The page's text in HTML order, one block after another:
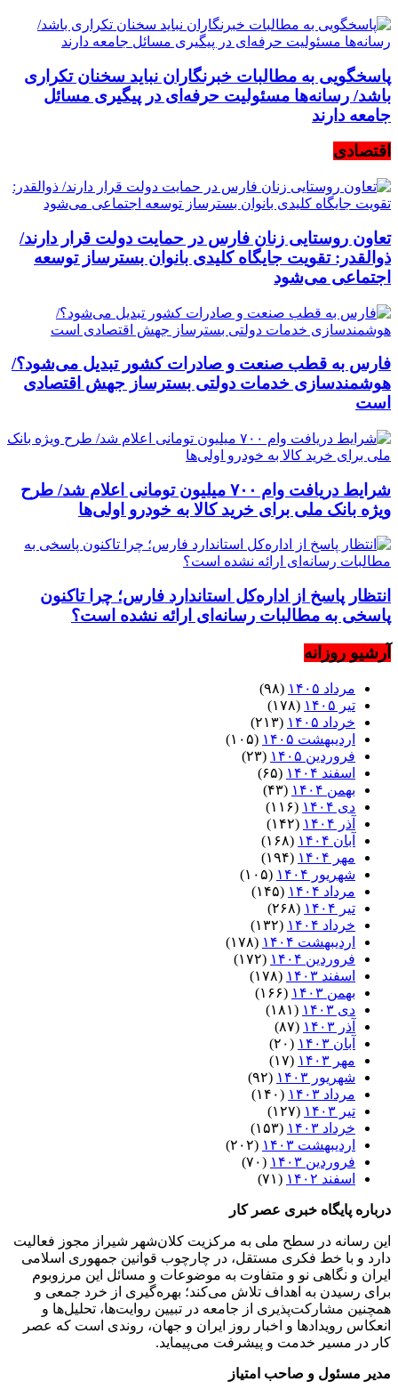
پاسخگویی به مطالبات خبرنگاران نباید سخنان تکراری
باشد/ رسانه‌ها مسئولیت حرفه‌ای در پیگیری مسائل
جامعه دارند
اقتصادی
تعاون روستایی زنان فارس در حمایت دولت قرار دارند/
ذوالقدر: تقویت جایگاه کلیدی بانوان بسترساز توسعه
اجتماعی می‌شود
فارس به قطب صنعت و صادرات کشور تبدیل می‌شود؟/
هوشمندسازی خدمات دولتی بسترساز جهش اقتصادی
است
شرایط دریافت وام ۷۰۰ میلیون تومانی اعلام شد/ طرح
ویژه بانک ملی برای خرید کالا به خودرو اولی‌ها
انتظار پاسخ از اداره‌کل استاندارد فارس؛ چرا تاکنون
پاسخی به مطالبات رسانه‌ای ارائه نشده است؟
آرشیو روزانه
مرداد ۱۴۰۵
(۹۸)
تیر ۱۴۰۵
(۱۷۸)
خرداد ۱۴۰۵
(۲۱۳)
اردیبهشت ۱۴۰۵
(۱۰۵)
فروردین ۱۴۰۵
(۲۳)
اسفند ۱۴۰۴
(۶۵)
بهمن ۱۴۰۴
(۴۳)
دی ۱۴۰۴
(۱۱۶)
آذر ۱۴۰۴
(۱۴۲)
آبان ۱۴۰۴
(۱۶۸)
مهر ۱۴۰۴
(۱۹۴)
شهریور ۱۴۰۴
(۱۰۵)
مرداد ۱۴۰۴
(۱۴۵)
تیر ۱۴۰۴
(۲۶۸)
خرداد ۱۴۰۴
(۱۳۲)
اردیبهشت ۱۴۰۴
(۱۷۸)
فروردین ۱۴۰۴
(۱۷۲)
اسفند ۱۴۰۳
(۱۷۸)
بهمن ۱۴۰۳
(۱۶۶)
دی ۱۴۰۳
(۱۸۱)
آذر ۱۴۰۳
(۸۷)
آبان ۱۴۰۳
(۲۰)
مهر ۱۴۰۳
(۱۷)
شهریور ۱۴۰۳
(۹۲)
مرداد ۱۴۰۳
(۱۴۰)
تیر ۱۴۰۳
(۱۲۷)
خرداد ۱۴۰۳
(۱۵۳)
اردیبهشت ۱۴۰۳
(۲۰۲)
فروردین ۱۴۰۳
(۷۰)
اسفند ۱۴۰۲
(۷۱)
درباره پایگاه خبری عصر کار
این رسانه در سطح ملی به مرکزیت کلان‌شهر شیراز مجوز فعالیت
دارد و با خط فکری مستقل، در چارچوب قوانین جمهوری اسلامی
ایران و نگاهی نو و متفاوت به موضوعات ‌و مسائل این مرزوبوم
برای رسیدن به اهداف تلاش می‌کند؛ بهره‌گیری از خرد جمعی و
همچنین مشارکت‌پذیری از جامعه در تبیین روایت‌ها، تحلیل‌ها و
انعکاس رویدادها و اخبار روز ایران و جهان، روندی است که عصر
کار در مسیر خدمت و پیشرفت می‌پیماید.
مدیر مسئول و صاحب امتیاز